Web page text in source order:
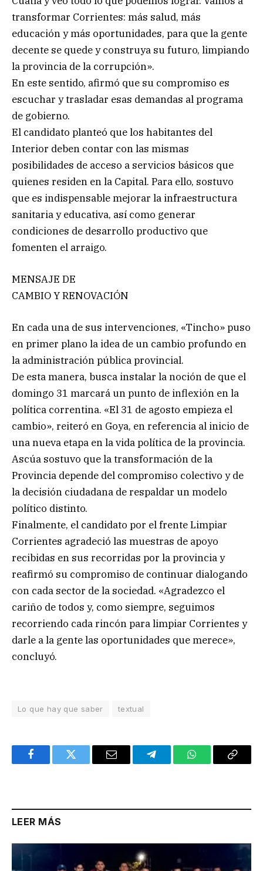
transformar Corrientes: más salud, más
educación y más oportunidades, para que la gente
decente se quede y construya su futuro, limpiando
la provincia de la corrupción».
En este sentido, afirmó que su compromiso es
escuchar y trasladar esas demandas al programa
de gobierno.
El candidato planteó que los habitantes del
Interior deben contar con las mismas
posibilidades de acceso a servicios básicos que
quienes residen en la Capital. Para ello, sostuvo
que es indispensable mejorar la infraestructura
sanitaria y educativa, así como generar
condiciones de desarrollo productivo que
fomenten el arraigo.
MENSAJE DE
CAMBIO Y RENOVACIÓN
En cada una de sus intervenciones, «Tincho» puso
en primer plano la idea de un cambio profundo en
la administración pública provincial.
De esta manera, busca instalar la noción de que el
domingo 31 marcará un punto de inflexión en la
política correntina. «El 31 de agosto empieza el
cambio», reiteró en Goya, en referencia al inicio de
una nueva etapa en la vida política de la provincia.
Ascúa sostuvo que la transformación de la
Provincia depende del compromiso colectivo y de
la decisión ciudadana de respaldar un modelo
político distinto.
Finalmente, el candidato por el frente Limpiar
Corrientes agradeció las muestras de apoyo
recibidas en sus recorridas por la provincia y
reafirmó su compromiso de continuar dialogando
con cada sector de la sociedad. «Agradezco el
cariño de todos y, como siempre, seguimos
recorriendo cada rincón para limpiar Corrientes y
darle a la gente las oportunidades que merece»,
concluyó.
Lo que hay que saber textual
FacebookTwitter Email TelegramWhatsAppCopy
LEER MÁS